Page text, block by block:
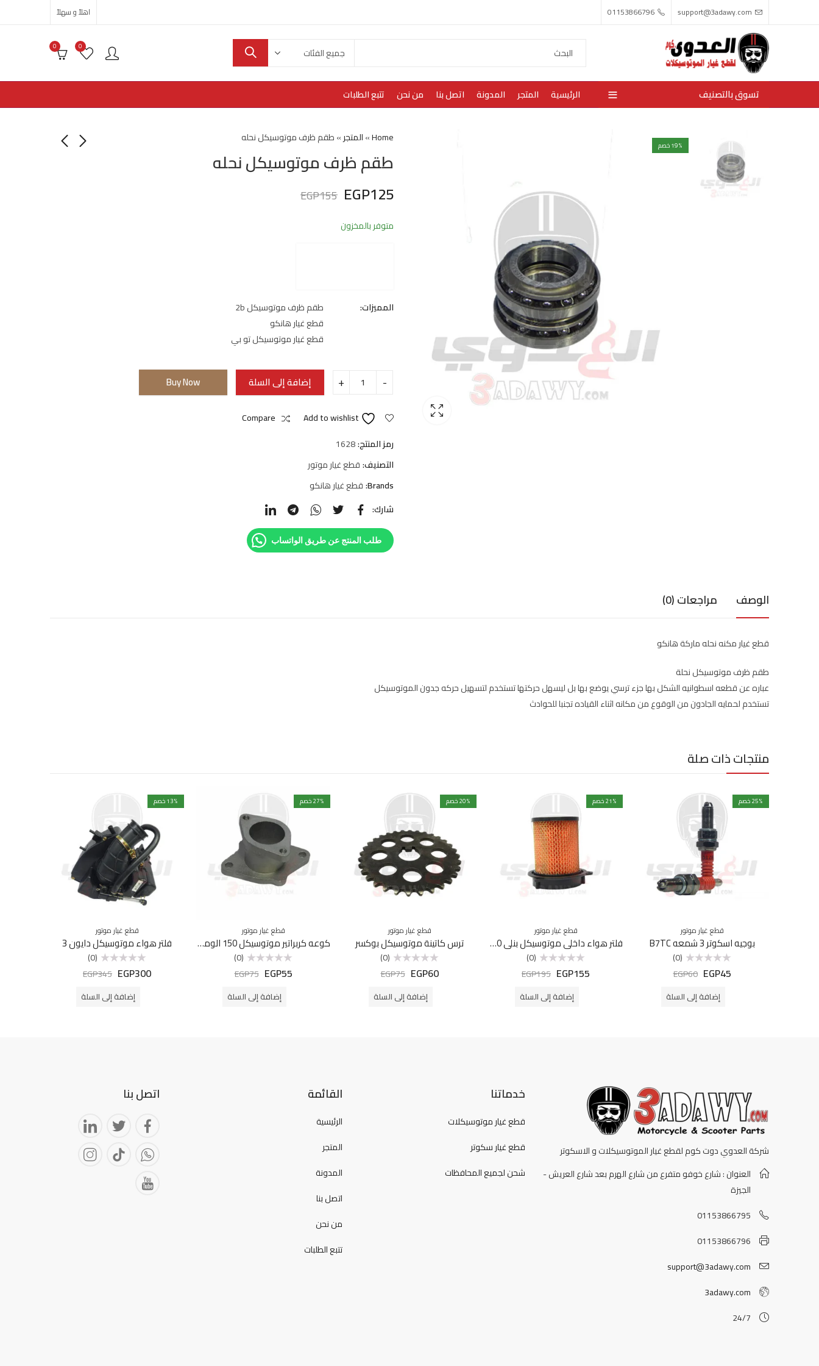
support@3adawy.com
01153866796 اهلاً و سهلاً
0
0
تسوق بالتصنيف الرئيسية المتجر المدونة اتصل بنا من نحن تتبع الطلبات
19% خصم
Home
»المتجر»طقم ظرف موتوسيكل نحله
طقم ظرف موتوسيكل نحله
EGP125
EGP155
متوفر بالمخزون
المميزات:
طقم ظرف موتوسيكل 2b
قطع غيار هانكو
قطع غيار موتوسيكل تو بي
إضافة إلى السلة Buy Now
Add to wishlist
Compare
رمز المنتج:1628
التصنيف:قطع غيار موتور
Brands: قطع غيار هانكو
شارك:
طلب المنتج عن طريق الواتساب
الوصف مراجعات (0)
قطع غيار مكنه نحله ماركة هانكو
طقم ظرف موتوسيكل نحلة
عباره عن قطعه اسطوانيه الشكل بها جزء ترسي يوضع بها بل ليسهل حركتها تستخدم لتسهيل حركه جدون الموتوسيكل
تستخدم لحمايه الجادون من الوقوع من مكانه اثناء القياده تجنبا للحوادث
منتجات ذات صلة
25% خصم
قطع غيار موتور
بوجيه اسكوتر 3 شمعه B7TC
التقييم
(0)
EGP45
EGP60
إضافة إلى السلة
21% خصم
قطع غيار موتور
فلتر هواء داخلي موتوسيكل بنلي VLM200
التقييم
(0)
EGP155
EGP195
إضافة إلى السلة
20% خصم
قطع غيار موتور
ترس كاتينة موتوسيكل بوكسر
التقييم
(0)
EGP60
EGP75
إضافة إلى السلة
27% خصم
قطع غيار موتور
كوعه كربراتير موتوسيكل 150 الومنيوم
التقييم
(0)
EGP55
EGP75
إضافة إلى السلة
13% خصم
قطع غيار موتور
فلتر هواء موتوسيكل دايون 3
التقييم
(0)
EGP300
EGP345
إضافة إلى السلة
شركة العدوي دوت كوم لقطع غيار الموتوسيكلات و الاسكوتر
العنوان : شارع خوفو متفرع من شارع الهرم بعد شارع العريش -
الجيزة
01153866795
01153866796
support@3adawy.com
3adawy.com
24/7
خدماتنا
قطع غيار موتوسيكلات
قطع غيار سكوتر
شحن لجميع المحافظات
القائمة
الرئيسية
المتجر
المدونة
اتصل بنا
من نحن
تتبع الطلبات
اتصل بنا